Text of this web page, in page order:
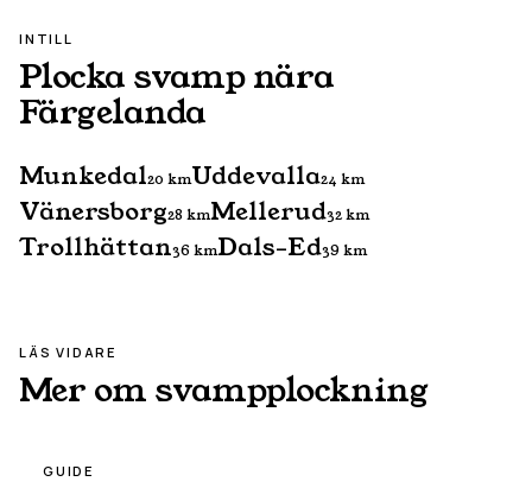
INTILL
Plocka svamp nära
Färgelanda
Munkedal20 kmUddevalla24 km
Vänersborg28 kmMellerud32km
Trollhättan36 kmDals-Ed39 km
LÄS VIDARE
Mer om svampplockning
GUIDE